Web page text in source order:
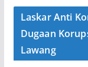
e
Laskar Anti
Dugaan
Lawang